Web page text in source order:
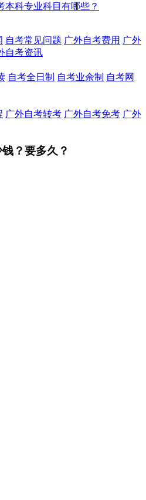
本科专业科目有哪些？
自考常见问题 广外自考费用 广外
自考资讯
自考全日制 自考业余制 自考网
广外自考转考 广外自考免考 广外
？要多久？